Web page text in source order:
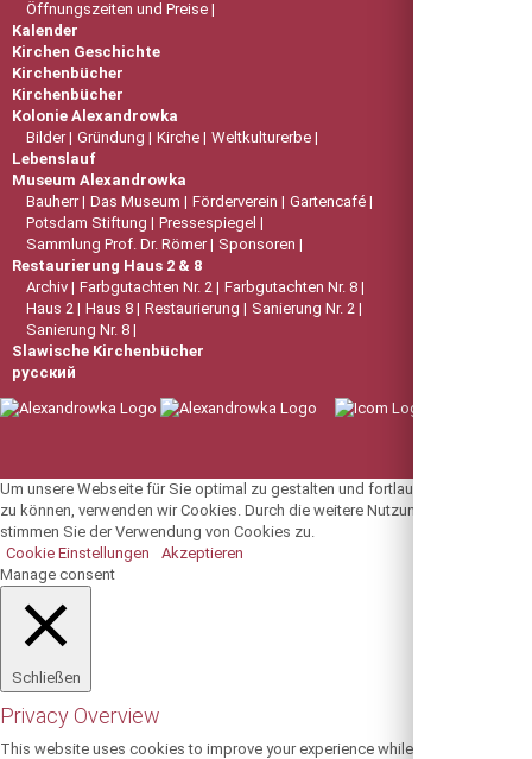
Öffnungszeiten und Preise
Kalender
Kirchen Geschichte
Kirchenbücher
Kirchenbücher
Kolonie Alexandrowka
Bilder
Gründung Kirche
Weltkulturerbe
Lebenslauf
Museum Alexandrowka
Bauherr
Das Museum Förderverein
Gartencafé
Potsdam Stiftung
Pressespiegel
Sammlung Prof. Dr. Römer
Sponsoren
Restaurierung Haus 2 & 8
Archiv
Farbgutachten Nr. 2
Farbgutachten Nr. 8
Haus 2
Haus 8 Restaurierung
Sanierung Nr. 2
Sanierung Nr. 8
Slawische Kirchenbücher
русский
Um unsere Webseite für Sie optimal zu gestalten und fortlaufend verbessern
zu können, verwenden wir Cookies. Durch die weitere Nutzung der Webseite
stimmen Sie der Verwendung von Cookies zu.
Cookie Einstellungen
Akzeptieren
Manage consent
Schließen
Privacy Overview
This website uses cookies to improve your experience while you navigate